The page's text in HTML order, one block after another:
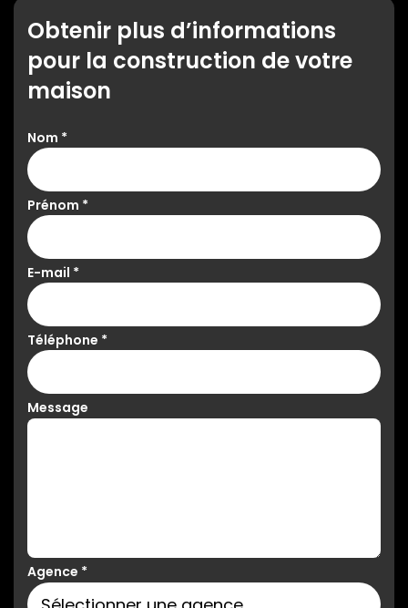
Obtenir plus d’informations
pour la construction de votre
maison
Nom *
Prénom *
E-mail *
Téléphone *
Message
Agence *